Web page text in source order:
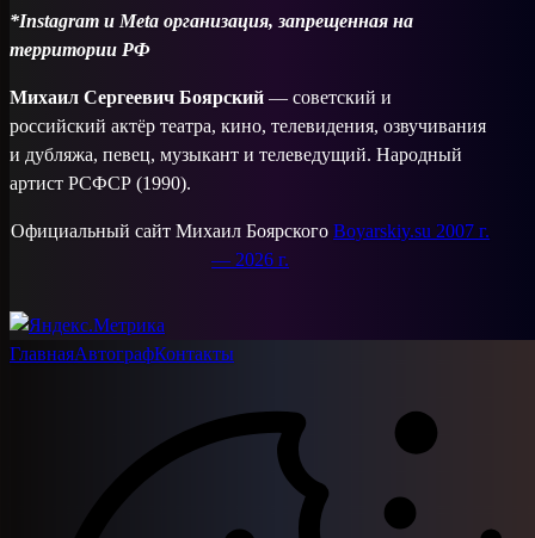
*Instagram и Meta организация, запрещенная на
территории РФ
Михаил Сергеевич Боярский — советский и
российский актёр театра, кино, телевидения, озвучивания
и дубляжа, певец, музыкант и телеведущий. Народный
артист РСФСР (1990).
Официальный сайт Михаил БоярскогоBoyarskiy.su 2007 г.
— 2026 г.
ГлавнаяАвтографКонтакты